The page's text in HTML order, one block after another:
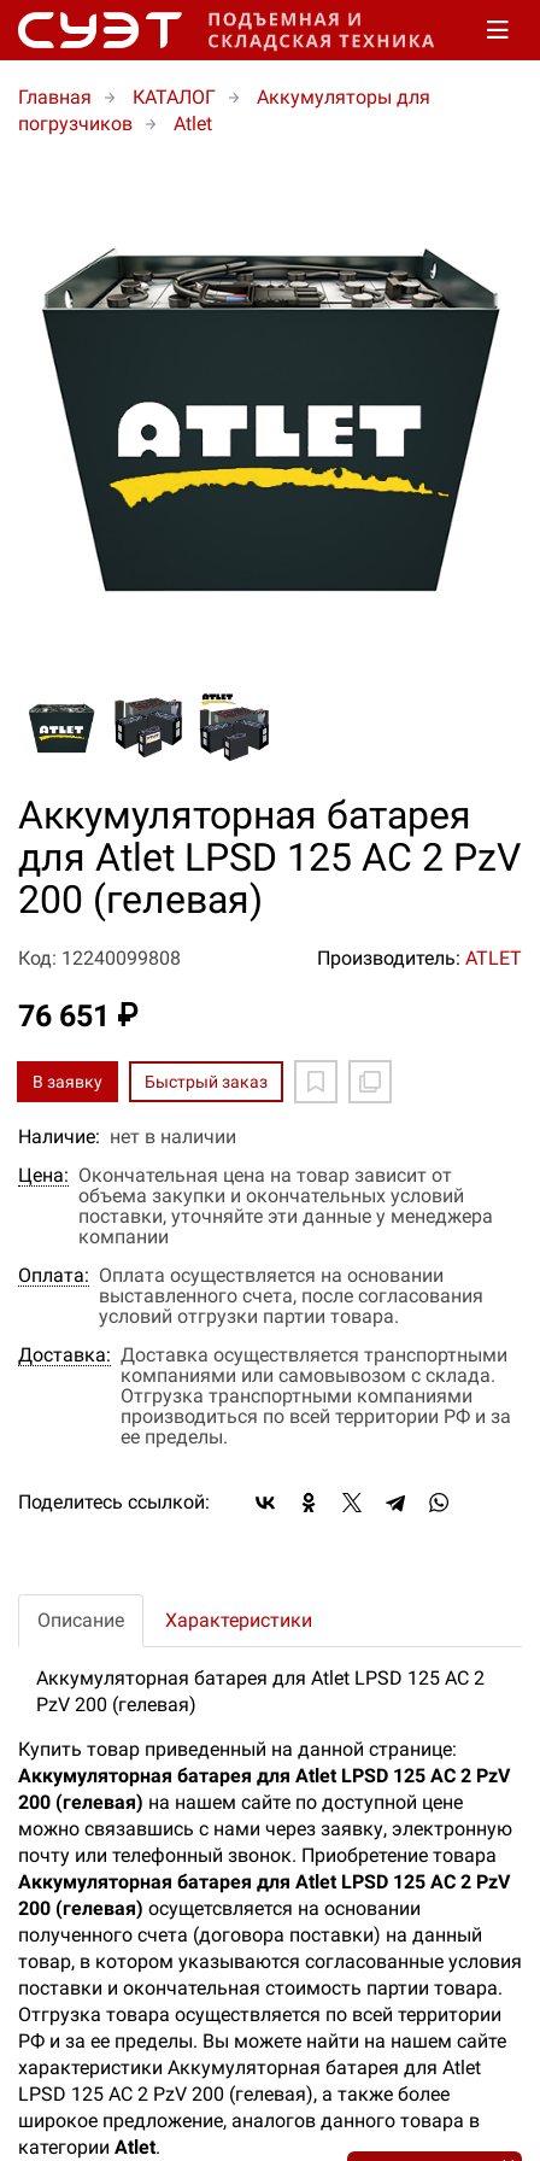
Главная КАТАЛОГ
Аккумуляторы для
погрузчиков
Atlet
Аккумуляторная батарея
для Atlet LPSD 125 AC 2 PzV
200 (гелевая)
Код: 12240099808 Производитель: ATLET
76 651 ₽
В заявку Быстрый заказ
Наличие: нет в наличии
Цена: Окончательная цена на товар зависит от
объема закупки и окончательных условий
поставки, уточняйте эти данные у менеджера
компании
Оплата: Оплата осуществляется на основании
выставленного счета, после согласования
условий отгрузки партии товара.
Доставка: Доставка осуществляется транспортными
компаниями или самовывозом с склада.
Отгрузка транспортными компаниями
производиться по всей территории РФ и за
ее пределы.
Поделитесь ссылкой:
Описание Характеристики
Аккумуляторная батарея для Atlet LPSD 125 AC 2
PzV 200 (гелевая)
Купить товар приведенный на данной странице:
Аккумуляторная батарея для Atlet LPSD 125 AC 2 PzV
200 (гелевая) на нашем сайте по доступной цене
можно связавшись с нами через заявку, электронную
почту или телефонный звонок. Приобретение товара
Аккумуляторная батарея для Atlet LPSD 125 AC 2 PzV
200 (гелевая) осущетсвляется на основании
полученного счета (договора поставки) на данный
товар, в котором указываются согласованные условия
поставки и окончательная стоимость партии товара.
Отгрузка товара осуществляется по всей территории
РФ и за ее пределы. Вы можете найти на нашем сайте
характеристики Аккумуляторная батарея для Atlet
LPSD 125 AC 2 PzV 200 (гелевая), а также более
широкое предложение, аналогов данного товара в
категории Atlet.